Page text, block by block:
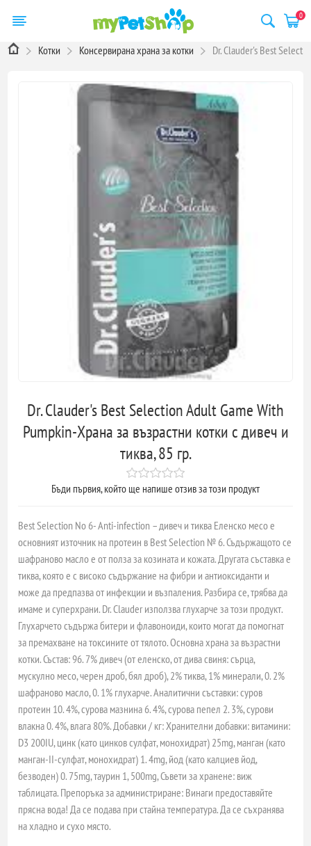
0
Котки Консервирана храна за котки Dr. Clauder's Best
Dr. Clauder's Best Selection Adult Game With
Pumpkin-Храна за възрастни котки с дивеч и
тиква, 85 гр.
Бъди първия, който ще напише отзив за този продукт
Best Selection No 6- Anti-infection – дивеч и тиква Еленско месо е
основният източник на протеин в Best Selection № 6. Съдържащото се
шафраново масло е от полза за козината и кожата. Другата съставка е
тиква, която е с високо съдържание на фибри и антиоксиданти и
може да предпазва от инфекции и възпаления. Разбира се, трябва да
имаме и суперхрани. Dr. Clauder използва глухарче за този продукт.
Глухарчето съдържа битери и флавоноиди, които могат да помогнат
за премахване на токсините от тялото. Основна храна за възрастни
котки. Състав: 96. 7% дивеч (от еленско, от дива свиня: сърца,
мускулно месо, черен дроб, бял дроб), 2% тиква, 1% минерали, 0. 2%
шафраново масло, 0. 1% глухарче. Аналитични съставки: суров
протеин 10. 4%, сурова мазнина 6. 4%, сурова пепел 2. 3%, сурови
влакна 0. 4%, влага 80%. Добавки / кг: Хранителни добавки: витамини:
D3 200IU, цинк (като цинков сулфат, монохидрат) 25mg, манган (като
манган-II-сулфат, монохидрат) 1. 4mg, йод (като калциев йод,
безводен) 0. 75mg, таурин 1, 500mg, Съвети за хранене: виж
таблицата. Препоръка за администриране: Винаги предоставяйте
прясна вода! Да се подава при стайна температура. Да се съхранява
на хладно и сухо място.